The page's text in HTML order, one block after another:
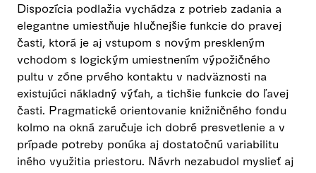
Dispozícia podlažia vychádza z potrieb zadania a
elegantne umiestňuje hlučnejšie funkcie do pravej
časti, ktorá je aj vstupom s novým preskleným
vchodom s logickým umiestnením výpožičného
pultu v zóne prvého kontaktu v nadväznosti na
existujúci nákladný výťah, a tichšie funkcie do ľavej
časti. Pragmatické orientovanie knižničného fondu
kolmo na okná zaručuje ich dobré presvetlenie a v
prípade potreby ponúka aj dostatočnú variabilitu
iného využitia priestoru. Návrh nezabudol myslieť aj